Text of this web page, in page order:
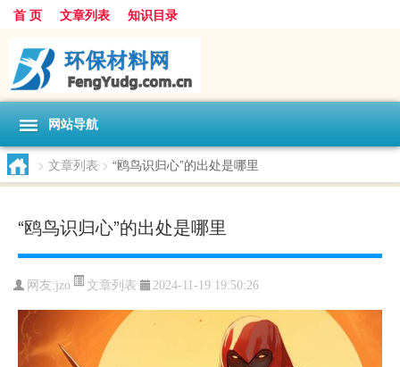
首 页 文章列表 知识目录
网站导航
> 文章列表 > “鸥鸟识归心”的出处是哪里
“鸥鸟识归心”的出处是哪里
网友:jzo 文章列表 2024-11-19 19:50:26